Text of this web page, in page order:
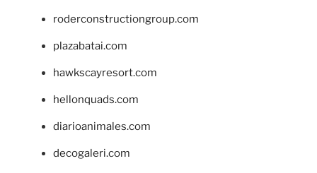
roderconstructiongroup.com
plazabatai.com
hawkscayresort.com
hellonquads.com
diarioanimales.com
decogaleri.com